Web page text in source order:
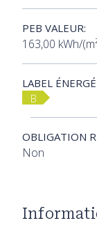
PEB VALEUR:
163,00 kWh/
LABEL
B
OBLIGATION
Non